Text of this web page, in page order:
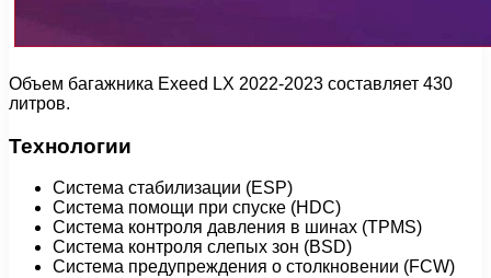
Объем багажника Exeed LX 2022-2023 составляет 430
литров.
Технологии
Система стабилизации (ESP)
Система помощи при спуске (HDC)
Система контроля давления в шинах (TPMS)
Система контроля слепых зон (BSD)
Система предупреждения о столкновении (FCW)